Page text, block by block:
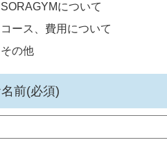
SORAGYMについて
コース、費用について
その他
前(必須)